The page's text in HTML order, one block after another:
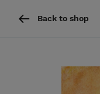
Back to shop